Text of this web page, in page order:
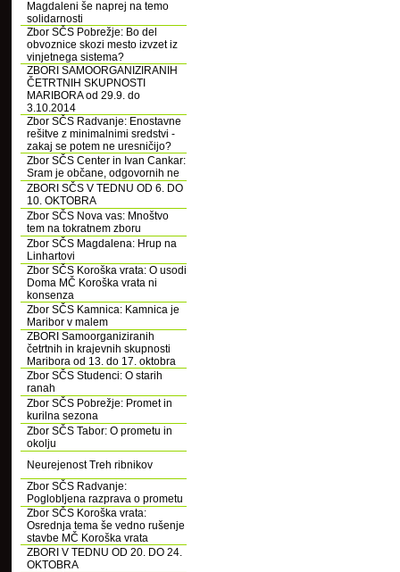
Magdaleni še naprej na temo
solidarnosti
Zbor SČS Pobrežje: Bo del
obvoznice skozi mesto izvzet iz
vinjetnega sistema?
ZBORI SAMOORGANIZIRANIH
ČETRTNIH SKUPNOSTI
MARIBORA od 29.9. do
3.10.2014
Zbor SČS Radvanje: Enostavne
rešitve z minimalnimi sredstvi -
zakaj se potem ne uresničijo?
Zbor SČS Center in Ivan Cankar:
Sram je občane, odgovornih ne
ZBORI SČS V TEDNU OD 6. DO
10. OKTOBRA
Zbor SČS Nova vas: Mnoštvo
tem na tokratnem zboru
Zbor SČS Magdalena: Hrup na
Linhartovi
Zbor SČS Koroška vrata: O usodi
Doma MČ Koroška vrata ni
konsenza
Zbor SČS Kamnica: Kamnica je
Maribor v malem
ZBORI Samoorganiziranih
četrtnih in krajevnih skupnosti
Maribora od 13. do 17. oktobra
Zbor SČS Studenci: O starih
ranah
Zbor SČS Pobrežje: Promet in
kurilna sezona
Zbor SČS Tabor: O prometu in
okolju
Neurejenost Treh ribnikov
Zbor SČS Radvanje:
Poglobljena razprava o prometu
Zbor SČS Koroška vrata:
Osrednja tema še vedno rušenje
stavbe MČ Koroška vrata
ZBORI V TEDNU OD 20. DO 24.
OKTOBRA